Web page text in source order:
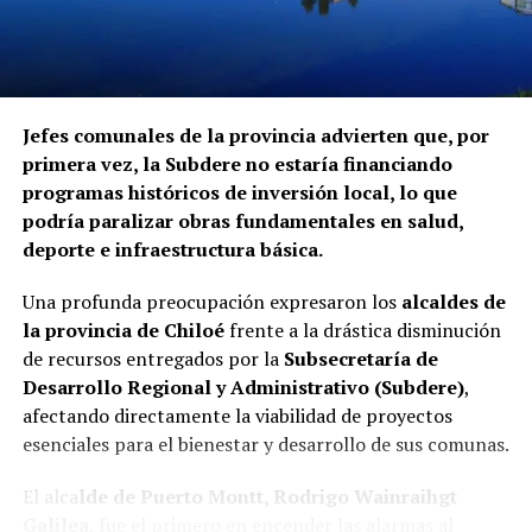
Jefes comunales de la provincia advierten que, por
primera vez, la Subdere no estaría financiando
programas históricos de inversión local, lo que
podría paralizar obras fundamentales en salud,
deporte e infraestructura básica.
Una profunda preocupación expresaron los alcaldes de
la provincia de Chiloéfrente a la drástica disminución
de recursos entregados por la Subsecretaría de
Desarrollo Regional y Administrativo (Subdere),
afectando directamente la viabilidad de proyectos
esenciales para el bienestar y desarrollo de sus comunas.
El alca lde de Puerto Montt, Rodrigo Wainraihgt